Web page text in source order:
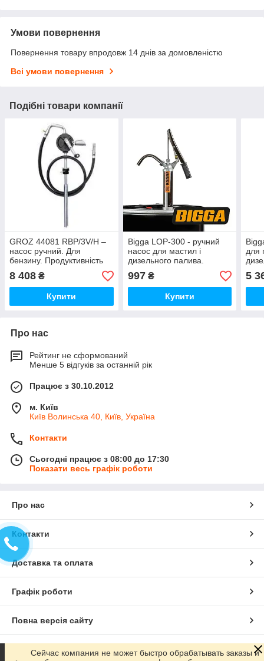
Умови повернення
Повернення товару впродовж 14 днів за домовленістю
Всі умови повернення
Подібні товари компанії
GROZ 44081 RBP/3V/H –
насос ручний. Для
бензину. Продуктивність
36 л/хв.
8 408 ₴
Купити
Bigga LOP-300 - ручний
насос для мастил і
дизельного палива.
Продуктивність до 18 л/хв.
997₴
Купити
для
л/хв.
5
Про нас
Рейтинг не сформований
Менше 5 відгуків за останній рік
Працює з 30.10.2012
м. Київ
Київ Волинська 40, Київ, Україна
Контакти
Сьогодні працює з 08:00 до 17:30
Показати весь графік роботи
Про нас
Контакти
Доставка та оплата
Графік роботи
Повна версія сайту
Сайт створено на маркетплейсі Prom.ua
Сейчас компания не может быстро обрабатывать заказы и